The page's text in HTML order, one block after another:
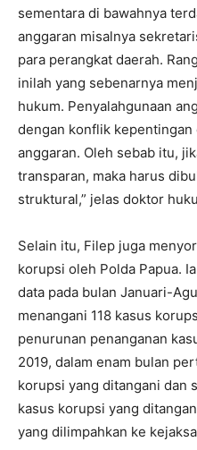
sementara di bawahnya
anggaran misalnya
para perangkat daerah.
inilah yang sebenarnya
hukum. Penyalahgunaan
dengan konflik kepentingan
anggaran. Oleh sebab itu,
transparan, maka harus
struktural,” jelas doktor
Selain itu, Filep juga
korupsi oleh Polda Papua.
data pada bulan Januari-
menangani 118 kasus
penurunan penanganan
2019, dalam enam bulan
korupsi yang ditangani dan
kasus korupsi yang
yang dilimpahkan ke